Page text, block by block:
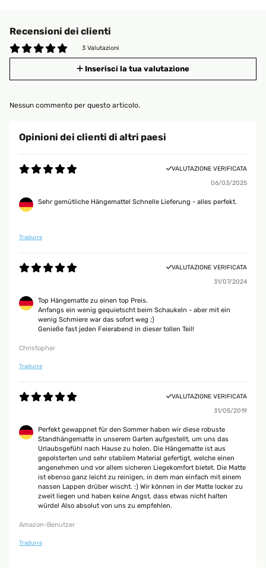
Recensioni dei clienti
3 Valutazioni
Inserisci la tua valutazione
Nessun commento per questo articolo.
Opinioni dei clienti di altri paesi
VALUTAZIONE VERIFICATA
06/03/2025
Sehr gemütliche Hängematte! Schnelle Lieferung - alles perfekt.
Tradurre
VALUTAZIONE VERIFICATA
31/07/2024
Top Hängematte zu einen top Preis.
Anfangs ein wenig gequietscht beim Schaukeln - aber mit ein
wenig Schmiere war das sofort weg ;)
Genieße fast jeden Feierabend in dieser tollen Teil!
Christopher
Tradurre
VALUTAZIONE VERIFICATA
31/05/2019
Perfekt gewappnet für den Sommer haben wir diese robuste
Standhängematte in unserem Garten aufgestellt, um uns das
Urlaubsgefühl nach Hause zu holen. Die Hängematte ist aus
gepolsterten und sehr stabilem Material gefertigt, welche einen
angenehmen und vor allem sicheren Liegekomfort bietet. Die Matte
ist ebenso ganz leicht zu reinigen, in dem man einfach mit einem
nassen Lappen drüber wischt. :) Wir können in der Matte locker zu
zweit liegen und haben keine Angst, dass etwas nicht halten
würde! Also absolut von uns zu empfehlen.
Amazon-Benutzer
Tradurre